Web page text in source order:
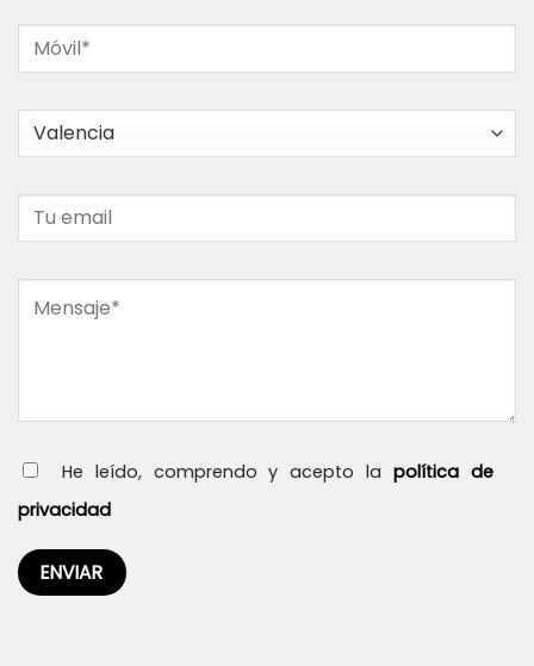
He leído, comprendo y acepto lapolítica de
privacidad